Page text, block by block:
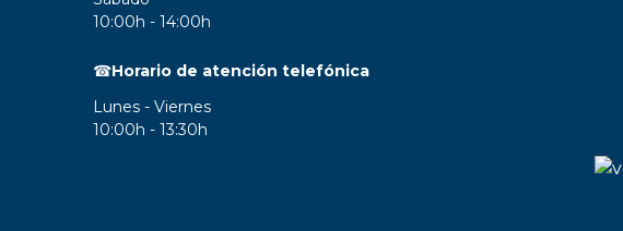
10:00h - 14:00h
☎Horario de atención telefónica
Lunes - Viernes
10:00h - 13:30h